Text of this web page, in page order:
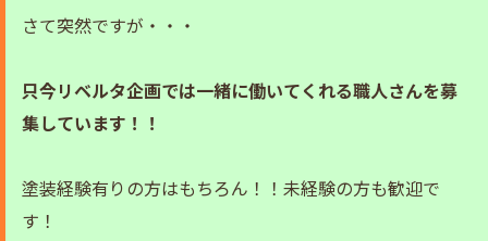
さて突然ですが・・・
只今リベルタ企画では一緒に働いてくれる職人さんを募
集しています！！
塗装経験有りの方はもちろん！！未経験の方も歓迎で
す！